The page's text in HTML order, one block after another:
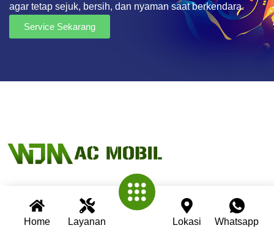
Home Layanan Lokasi Whatsapp
agar tetap sejuk, bersih, dan nyaman saat berkendara.
Service Sekarang
Wijaya AC Mobil adalah bengkel spesialis AC mobil yang
telah berpengalaman lebih dari 30 tahun. Kami berkomitmen